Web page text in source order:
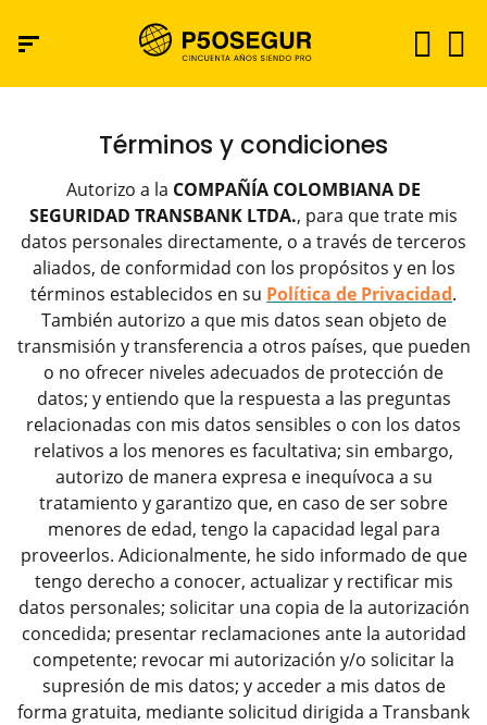
Términos y condiciones
Autorizo a la COMPAÑÍA COLOMBIANA DE
SEGURIDAD TRANSBANK LTDA., para que trate mis
datos personales directamente, o a través de terceros
aliados, de conformidad con los propósitos y en los
términos establecidos en su Política de Privacidad.
También autorizo a que mis datos sean objeto de
transmisión y transferencia a otros países, que pueden
o no ofrecer niveles adecuados de protección de
datos; y entiendo que la respuesta a las preguntas
relacionadas con mis datos sensibles o con los datos
relativos a los menores es facultativa; sin embargo,
autorizo de manera expresa e inequívoca a su
tratamiento y garantizo que, en caso de ser sobre
menores de edad, tengo la capacidad legal para
proveerlos. Adicionalmente, he sido informado de que
tengo derecho a conocer, actualizar y rectificar mis
datos personales; solicitar una copia de la autorización
concedida; presentar reclamaciones ante la autoridad
competente; revocar mi autorización y/o solicitar la
supresión de mis datos; y acceder a mis datos de
forma gratuita, mediante solicitud dirigida a Transbank